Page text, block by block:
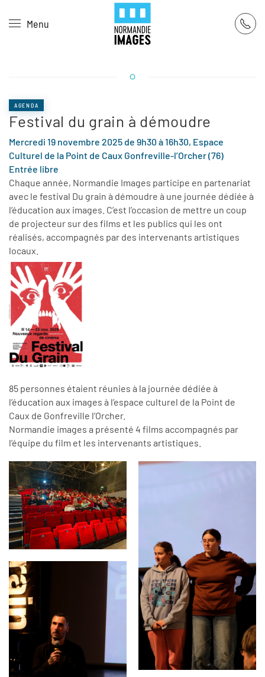
Skip to main content
Menu
AGENDA
Festival du grain à démoudre
Mercredi 19 novembre 2025 de 9h30 à 16h30, Espace
Culturel de la Point de Caux Gonfreville-l’Orcher (76)
Entrée libre
Chaque année, Normandie Images participe en partenariat
avec le festival Du grain à démoudre à une journée dédiée à
l’éducation aux images. C’est l’occasion de mettre un coup
de projecteur sur des films et les publics qui les ont
réalisés, accompagnés par des intervenants artistiques
locaux.
85 personnes étaient réunies à la journée dédiée à
l’éducation aux images à l’espace culturel de la Point de
Caux de Gonfreville l’Orcher.
Normandie images a présenté 4 films accompagnés par
l’équipe du film et les intervenants artistiques.
Panneau de gestion des cookies